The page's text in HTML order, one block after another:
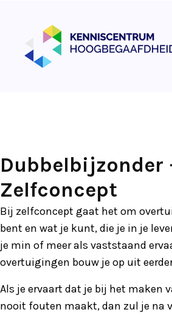
Dubbelbijzonder
Zelfconcept
Bij zelfconcept gaat het om
bent en wat je kunt, die je in je
je min of meer als vaststaand
overtuigingen bouw je op uit
Als je ervaart dat je bij het maken
nooit fouten maakt, dan zul je na